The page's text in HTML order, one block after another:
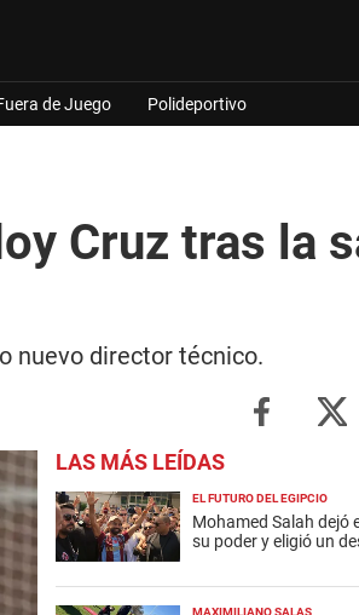
de Juego Polideportivo
Cruz tras la
nuevo director técnico.
LAS MÁS LEÍDAS
EL FUTURO DEL EGIPCIO
Mohamed Salah dejó
su poder y eligió un
MAXIMILIANO SALAS